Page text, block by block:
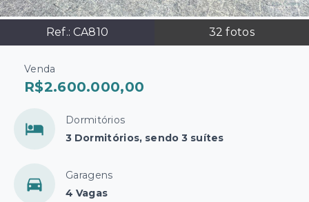
Ref.: CA810 32 fotos
Venda
R$2.600.000,00
Dormitórios
3 Dormitórios, sendo 3 suítes
Garagens
4 Vagas